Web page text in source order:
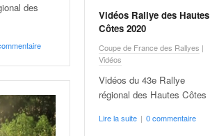
des
Vidéos Rallye des Hautes
Côtes 2020
Coupe de France des Rallyes |
Vidéos
Vidéos du 43e Rallye
régional des Hautes Côtes
Lire la suite | 0 commentaire